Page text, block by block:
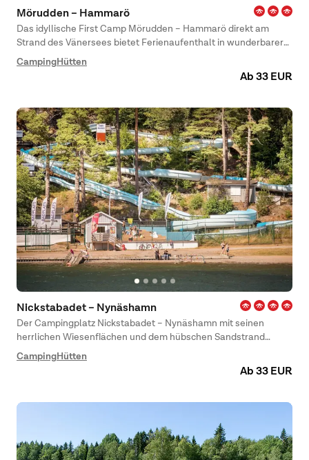
Mörudden – Hammarö
Das idyllische First Camp Mörudden – Hammarö direkt am
Strand des Vänersees bietet Ferienaufenthalt in wunderbarer
Inselwelt an.
Camping Hütten
Ab 33 EUR
Nickstabadet – Nynäshamn
Der Campingplatz Nickstabadet – Nynäshamn mit seinen
herrlichen Wiesenflächen und dem hübschen Sandstrand
befindet sich beim großen Badeplatz in Nynäshamn.
Camping Hütten
Ab 33 EUR